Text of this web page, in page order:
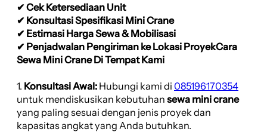
✔ Cek Ketersediaan Unit
✔ Konsultasi Spesifikasi Mini Crane
✔ Estimasi Harga Sewa & Mobilisasi
✔ Penjadwalan Pengiriman ke Lokasi ProyekCara
Sewa Mini Crane Di Tempat Kami
1. Konsultasi Awal: Hubungi kami di 085196170354
untuk mendiskusikan kebutuhan sewa mini crane
yang paling sesuai dengan jenis proyek dan
kapasitas angkat yang Anda butuhkan.